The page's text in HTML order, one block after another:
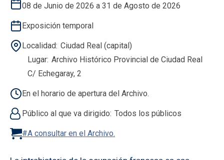
08 de Junio de 2026 a 31 de Agosto de 2026
Exposición temporal
Localidad Ciudad Real (capital)
Lugar Archivo Histórico Provincial de Ciudad Real
C/ Echegaray, 2
En el horario de apertura del Archivo.
Público al que va dirigido Todos los públicos
#A consultar en el Archivo.